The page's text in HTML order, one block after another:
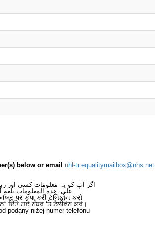
below or email uhl-tr.equalitymailbox@nhs.net
اگر آپ کو یہ معلومات کسی اور
على هذه المعلومات بلغةٍ
પર કૃપા કરી ટેલિફોન કરો
ਦਿੱਤੇ ਗਏ ਨੰਬਰ ‘ਤੇ ਟੈਲੀਫੋਨ ਕਰੋ।
podany niżej numer telefonu